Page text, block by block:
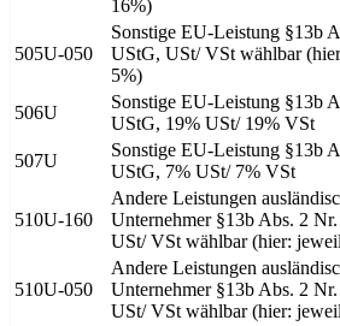
16%)
505U-050
Sonstige EU-Leistung §13b
UStG, USt/ VSt wählbar
5%)
506U
Sonstige EU-Leistung §13b
UStG, 19% USt/ 19% VSt
507U
Sonstige EU-Leistung §13b
UStG, 7% USt/ 7% VSt
510U-160
Andere Leistungen
Unternehmer §13b Abs. 2
USt/ VSt wählbar (hier:
510U-050
Andere Leistungen
Unternehmer §13b Abs. 2
USt/ VSt wählbar (hier: